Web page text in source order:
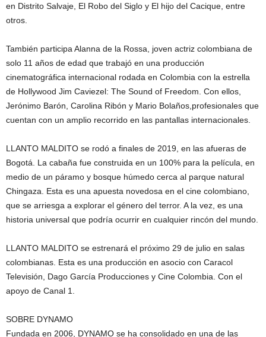
en Distrito Salvaje, El Robo del Siglo y El hijo del Cacique, entre
otros.
También participa Alanna de la Rossa, joven actriz colombiana de
solo 11 años de edad que trabajó en una producción
cinematográfica internacional rodada en Colombia con la estrella
de Hollywood Jim Caviezel: The Sound of Freedom. Con ellos,
Jerónimo Barón, Carolina Ribón y Mario Bolaños,profesionales que
cuentan con un amplio recorrido en las pantallas internacionales.
LLANTO MALDITO se rodó a finales de 2019, en las afueras de
Bogotá. La cabaña fue construida en un 100% para la película, en
medio de un páramo y bosque húmedo cerca al parque natural
Chingaza. Esta es una apuesta novedosa en el cine colombiano,
que se arriesga a explorar el género del terror. A la vez, es una
historia universal que podría ocurrir en cualquier rincón del mundo.
LLANTO MALDITO se estrenará el próximo 29 de julio en salas
colombianas. Esta es una producción en asocio con Caracol
Televisión, Dago García Producciones y Cine Colombia. Con el
apoyo de Canal 1.
SOBRE DYNAMO
Fundada en 2006, DYNAMO se ha consolidado en una de las